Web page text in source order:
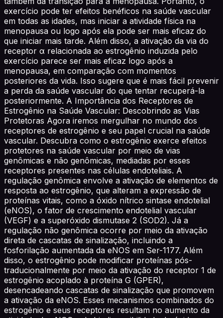
exercício pode ter efeitos benéficos na saúde vascular
em todas as idades, mas iniciar a atividade física na
menopausa ou logo após ela pode ser mais eficaz do
que iniciar mais tarde. Além disso, a ativação da via do
receptor α relacionada ao estrogênio induzida pelo
exercício parece ser mais eficaz logo após a
menopausa, em comparação com momentos
posteriores da vida. Isso sugere que é mais fácil prevenir
a perda da saúde vascular do que tentar recuperá-la
posteriormente. A Importância dos Receptores de
Estrogênio na Saúde Vascular: Descobrindo as Vias
Protetoras Agora iremos mergulhar no mundo dos
receptores de estrogênio e seu papel crucial na saúde
vascular. Descubra como o estrogênio exerce efeitos
protetores na saúde vascular por meio de vias
genômicas e não genômicas, mediadas por esses
receptores presentes nas células endoteliais. A
regulação genômica envolve a ativação de elementos de
resposta ao estrogênio, que alteram a expressão de
proteínas vitais, como a óxido nítrico sintase endotelial
(eNOS), o fator de crescimento endotelial vascular
(VEGF) e a superóxido dismutase 2 (SOD2). Já a
regulação não genômica ocorre por meio da ativação
direta de cascatas de sinalização, incluindo a
fosforilação aumentada da eNOS em Ser-1177. Além
disso, o estrogênio pode modificar proteínas pós-
traducionalmente por meio da ativação do receptor 1 de
estrogênio acoplado à proteína G (GPER),
desencadeando cascatas de sinalização que promovem
a ativação da eNOS. Esses mecanismos combinados do
estrogênio e seus receptores resultam no aumento da